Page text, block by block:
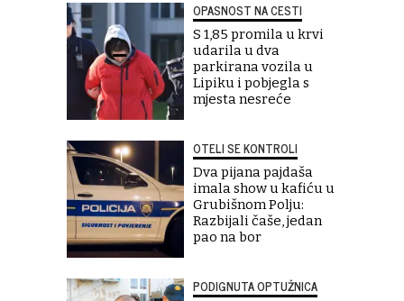
OPASNOST NA CESTI
S 1,85 promila u krvi
udarila u dva
parkirana vozila u
Lipiku i pobjegla s
mjesta nesreće
OTELI SE KONTROLI
Dva pijana pajdaša
imala show u kafiću u
Grubišnom Polju:
Razbijali čaše, jedan
pao na bor
PODIGNUTA OPTUŽNICA